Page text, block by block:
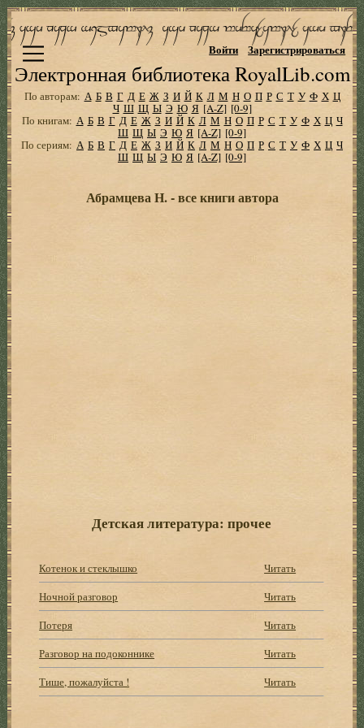
Электронная библиотека RoyalLib.com
Войти Зарегистрироваться
По авторам: А Б В Г Д Е Ж З И Й К Л М Н О П Р С Т У Ф Х Ц
Ч Ш Щ Ы Э Ю Я [A-Z] [0-9]
По книгам: А Б В Г Д Е Ж З И Й К Л М Н О П Р С Т У Ф Х Ц Ч
Ш Щ Ы Э Ю Я [A-Z] [0-9]
По сериям: А Б В Г Д Е Ж З И Й К Л М Н О П Р С Т У Ф Х Ц Ч
Ш Щ Ы Э Ю Я [A-Z] [0-9]
Абрамцева Н. - все книги автора
Детская литература: прочее
Котенок и стеклышко
Читать
Ночной разговор
Читать
Потеря
Читать
Разговор на подоконнике
Читать
Тише, пожалуйста !
Читать